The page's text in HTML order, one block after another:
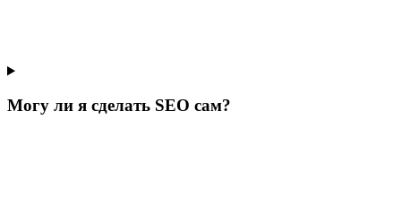
Могу ли я сделать SEO сам?